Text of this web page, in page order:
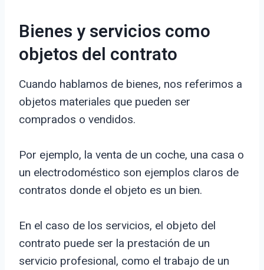
Bienes y servicios como
objetos del contrato
Cuando hablamos de bienes, nos referimos a
objetos materiales que pueden ser
comprados o vendidos.
Por ejemplo, la venta de un coche, una casa o
un electrodoméstico son ejemplos claros de
contratos donde el objeto es un bien.
En el caso de los servicios, el objeto del
contrato puede ser la prestación de un
servicio profesional, como el trabajo de un